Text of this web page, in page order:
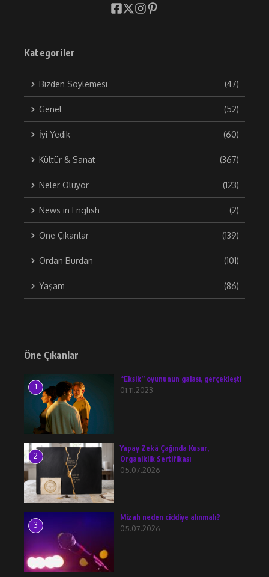
Kategoriler
Bizden Söylemesi (47)
Genel (52)
İyi Yedik (60)
Kültür & Sanat (367)
Neler Oluyor (123)
News in English (2)
Öne Çıkanlar (139)
Ordan Burdan (101)
Yaşam (86)
Öne Çıkanlar
1
“Eksik” oyununun galası, gerçekleşti
01.11.2023
2
Yapay Zekâ Çağında Kusur,
Organiklik Sertifikası
05.07.2026
3
Mizah neden ciddiye alınmalı?
05.07.2026